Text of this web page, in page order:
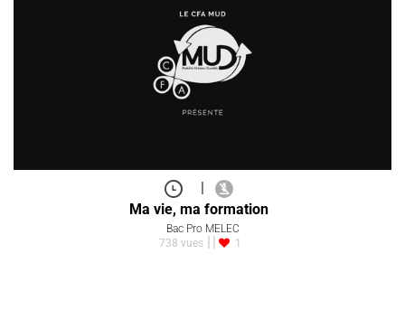
Ma vie, ma formation
Bac Pro MELEC
738 vues
1